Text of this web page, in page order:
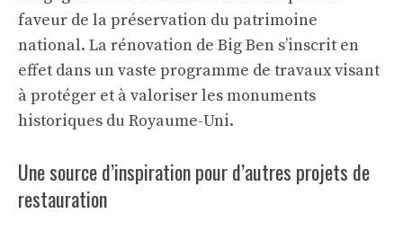
faveur de la préservation du patrimoine
national. La rénovation de Big Ben s’inscrit en
effet dans un vaste programme de travaux visant
à protéger et à valoriser les monuments
historiques du Royaume-Uni.
Une source d’inspiration pour d’autres projets de
restauration